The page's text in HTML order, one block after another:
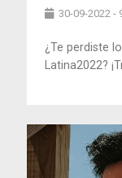
30-09-2022 -
¿Te perdiste
Latina2022?